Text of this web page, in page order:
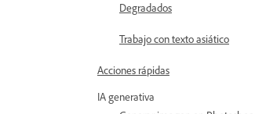
Degradados
Trabajo con texto asiático
Acciones rápidas
IA generativa